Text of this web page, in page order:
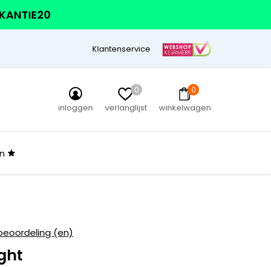
Klantenservice
inloggen
0
verlanglijst
0
winkelwagen
(en)